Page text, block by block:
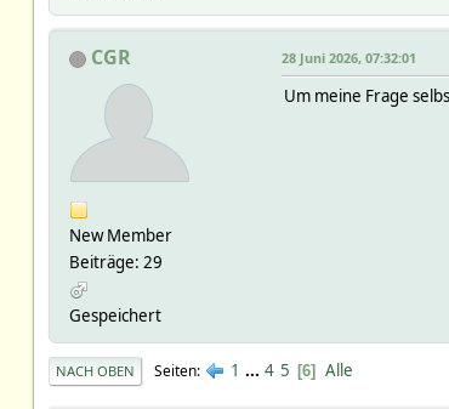
CGR
New Member
Beiträge: 29
Gespeichert
28 Juni 2026, 07:32:01
Um meine Frage
NACH OBEN Seiten 1 ... 4 5 6 Alle